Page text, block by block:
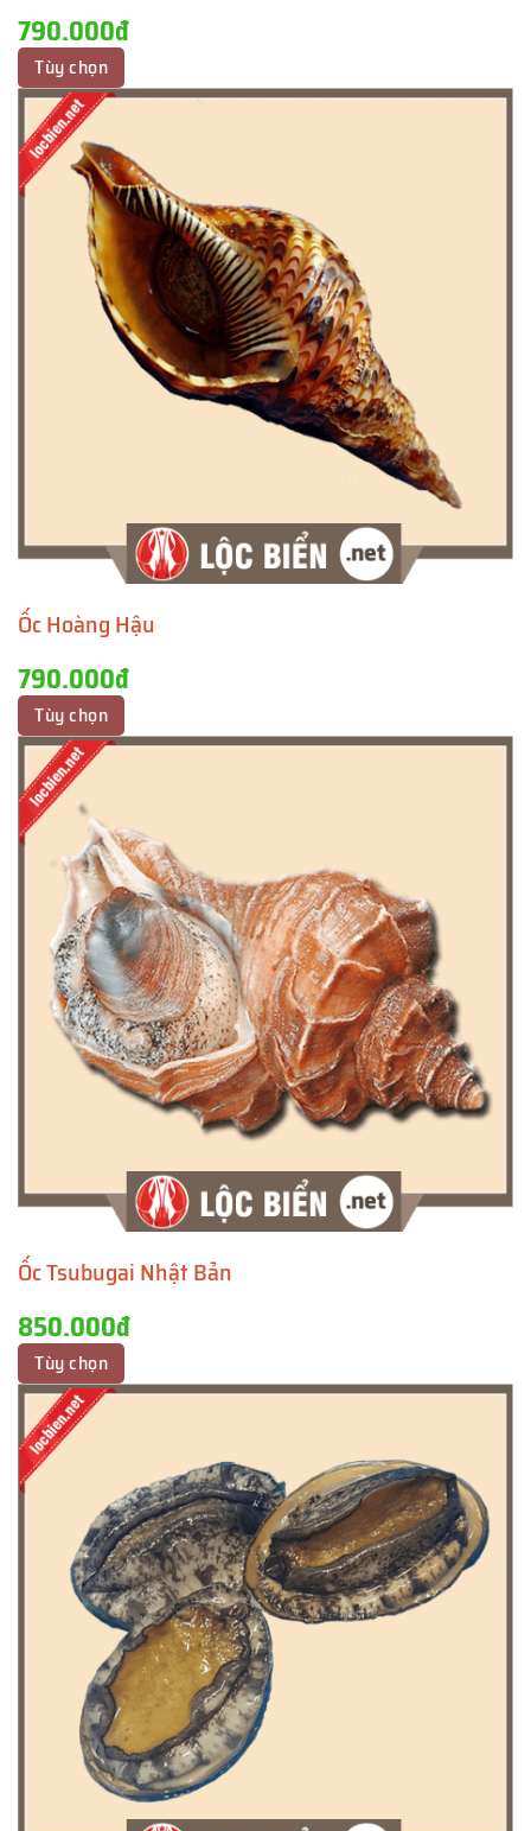
790.000đ
Tùy chọn
Ốc Hoàng Hậu
790.000đ
Tùy chọn
Ốc Tsubugai Nhật Bản
850.000đ
Tùy chọn